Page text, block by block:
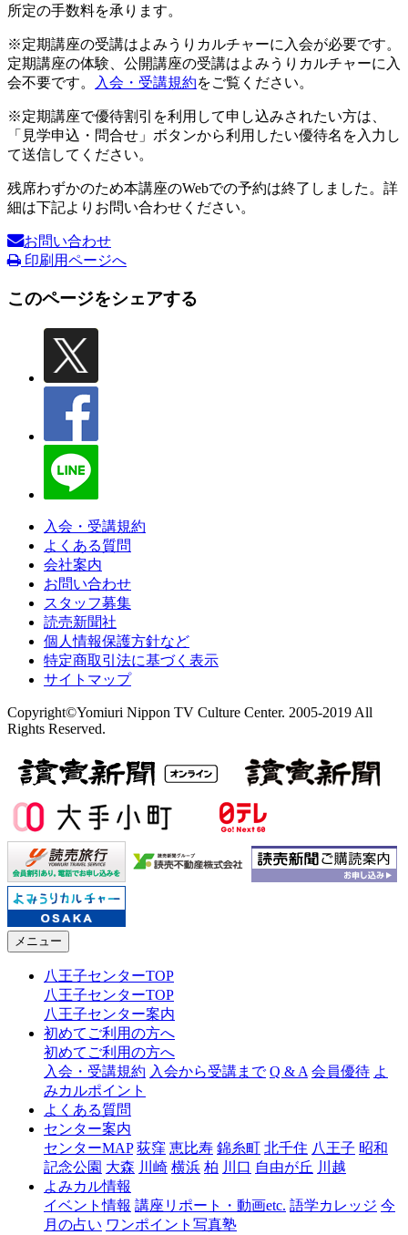
所定の手数料を承ります。
※定期講座の受講はよみうりカルチャーに入会が必要です。
定期講座の体験、公開講座の受講はよみうりカルチャーに入
会不要です。
入会・受講規約をご覧ください。
※定期講座で優待割引を利用して申し込みされたい方は、
「見学申込・問合せ」ボタンから利用したい優待名を入力し
て送信してください。
残席わずかのため本講座のWebでの予約は終了しました。詳
細は下記よりお問い合わせください。
お問い合わせ
印刷用ページへ
このページをシェアする
入会・受講規約
よくある質問
会社案内
お問い合わせ
スタッフ募集
読売新聞社
個人情報保護方針など
特定商取引法に基づく表示
サイトマップ
Copyright©Yomiuri Nippon TV Culture Center. 2005-2019 All
Rights Reserved.
メニュー
八王子センターTOP
八王子センターTOP
八王子センター案内
初めてご利用の方へ
初めてご利用の方へ
入会・受講規約 入会から受講まで Q & A 会員優待 よ
みカルポイント
よくある質問
センター案内
センターMAP 荻窪 恵比寿 錦糸町 北千住 八王子 昭和
記念公園 大森 川崎 横浜 柏 川口 自由が丘 川越
よみカル情報
イベント情報 講座リポート・動画etc. 語学カレッジ 今
月の占い ワンポイント写真塾